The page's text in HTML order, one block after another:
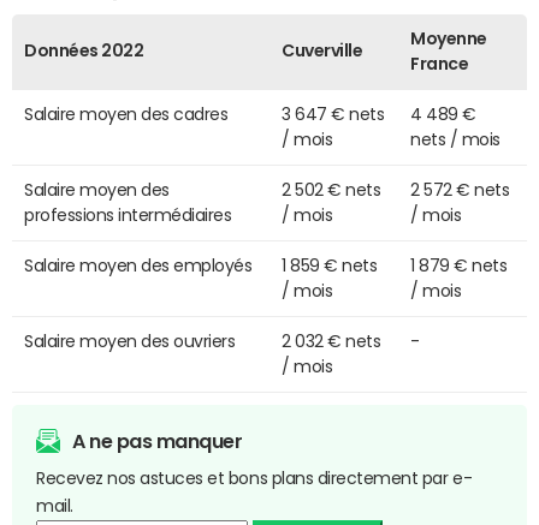
Données 2022 Cuverville
Moyenne
France
Salaire moyen des cadres
3 647 € nets
/ mois
4 489 €
nets / mois
Salaire moyen des
professions intermédiaires
2 502 € nets
/ mois
2 572 € nets
/ mois
Salaire moyen des employés
1 859 € nets
/ mois
1 879 € nets
/ mois
Salaire moyen des ouvriers
2 032 € nets
/ mois
-
A ne pas manquer
Recevez nos astuces et bons plans directement par e-
mail.